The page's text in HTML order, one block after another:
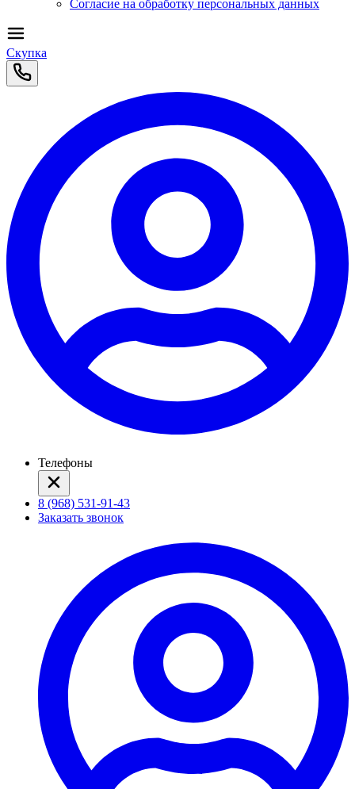
Согласие на обработку персональных данных
Скупка
Телефоны
8 (968) 531-91-43
Заказать звонок